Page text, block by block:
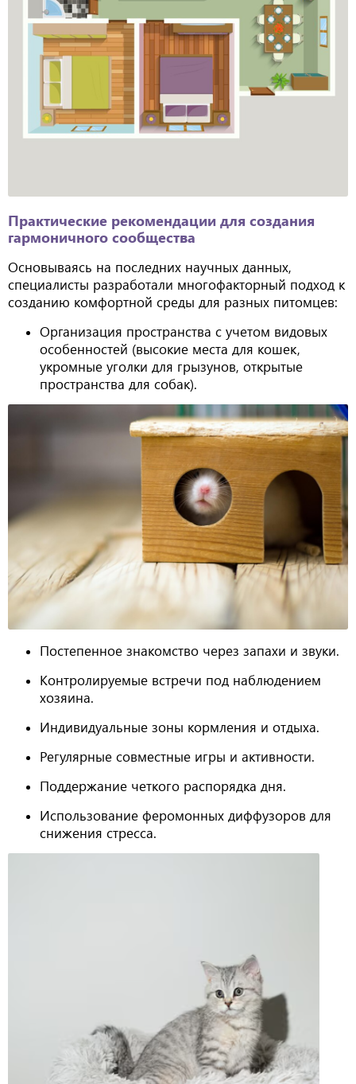
Практические рекомендации для создания
гармоничного сообщества
Основываясь на последних научных данных,
специалисты разработали многофакторный подход к
созданию комфортной среды для разных питомцев:
Организация пространства с учетом видовых
особенностей (высокие места для кошек,
укромные уголки для грызунов, открытые
пространства для собак).
Постепенное знакомство через запахи и звуки.
Контролируемые встречи под наблюдением
хозяина.
Индивидуальные зоны кормления и отдыха.
Регулярные совместные игры и активности.
Поддержание четкого распорядка дня.
Использование феромонных диффузоров для
снижения стресса.